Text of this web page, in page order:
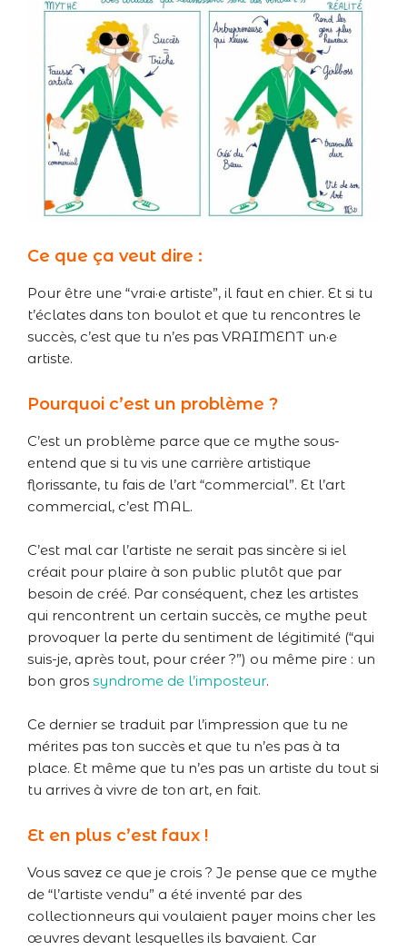
Ce que ça veut dire :
Pour être une “vrai·e artiste”, il faut en chier. Et si tu
t’éclates dans ton boulot et que tu rencontres le
succès, c’est que tu n’es pas VRAIMENT un·e
artiste.
Pourquoi c’est un problème ?
C’est un problème parce que ce mythe sous-
entend que si tu vis une carrière artistique
florissante, tu fais de l’art “commercial”. Et l’art
commercial, c’est MAL.
C’est mal car l’artiste ne serait pas sincère si iel
créait pour plaire à son public plutôt que par
besoin de créé. Par conséquent, chez les artistes
qui rencontrent un certain succès, ce mythe peut
provoquer la perte du sentiment de légitimité (“qui
suis-je, après tout, pour créer ?”) ou même pire : un
bon gros syndrome de l’imposteur.
Ce dernier se traduit par l’impression que tu ne
mérites pas ton succès et que tu n’es pas à ta
place. Et même que tu n’es pas un artiste du tout si
tu arrives à vivre de ton art, en fait.
Et en plus c’est faux !
Vous savez ce que je crois ? Je pense que ce mythe
de “l’artiste vendu” a été inventé par des
collectionneurs qui voulaient payer moins cher les
œuvres devant lesquelles ils bavaient. Car